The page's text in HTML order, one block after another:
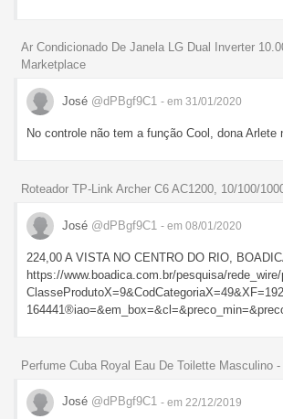
Ar Condicionado De Janela LG Dual Inverter
Marketplace
José @dPBgf9C1 - em 31/01/2020
No controle não tem a função Cool, dona Arlete
Roteador TP-Link Archer C6 AC1200, 10/100/
José @dPBgf9C1 - em 08/01/2020
224,00 A VISTA NO CENTRO DO RIO,
https://www.boadica.com.br/pesquisa/
Perfume Cuba Royal Eau De Toilette Masculino
José @dPBgf9C1 - em 22/12/2019